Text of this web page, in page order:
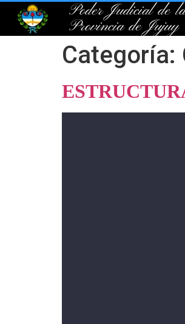
Poder Judicial de
Provincia de Jujuy
Categoría: